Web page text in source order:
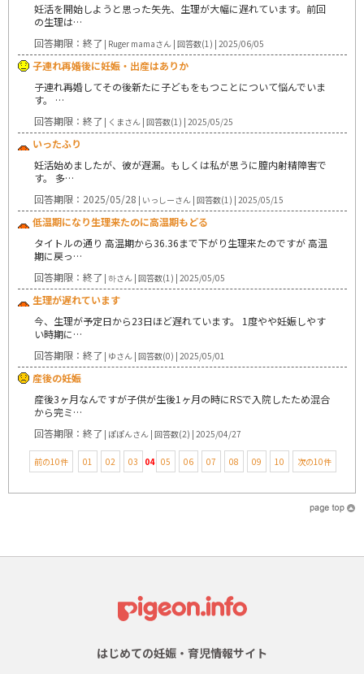
妊活を開始しようと思った矢先、生理が大幅に遅れています。前回
の生理は…
回答期限：終了 | Ruger mamaさん | 回答数(1) | 2025/06/05
子連れ再婚後に妊娠・出産はありか
子連れ再婚してその後新たに子どもをもつことについて悩んでいま
す。 …
回答期限：終了 | くまさん | 回答数(1) | 2025/05/25
いったふり
妊活始めましたが、彼が遅漏。もしくは私が思うに膣内射精障害で
す。 多…
回答期限：2025/05/28 | いっしーさん | 回答数(1) | 2025/05/15
低温期になり生理来たのに高温期もどる
タイトルの通り 高温期から36.36まで下がり生理来たのですが 高温
期に戻っ…
回答期限：終了 | 하さん | 回答数(1) | 2025/05/05
生理が遅れています
今、生理が予定日から23日ほど遅れています。 1度やや妊娠しやす
い時期に…
回答期限：終了 | ゆさん | 回答数(0) | 2025/05/01
産後の妊娠
産後3ヶ月なんですが子供が生後1ヶ月の時にRSで入院したため混合
から完ミ…
回答期限：終了 | ぽぽんさん | 回答数(2) | 2025/04/27
前の10件 01 02 03 04 05 06 07 08 09 10 次の10件
はじめての妊娠・育児情報サイト